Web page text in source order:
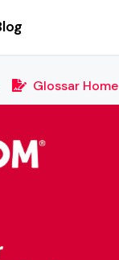
Glossar Home